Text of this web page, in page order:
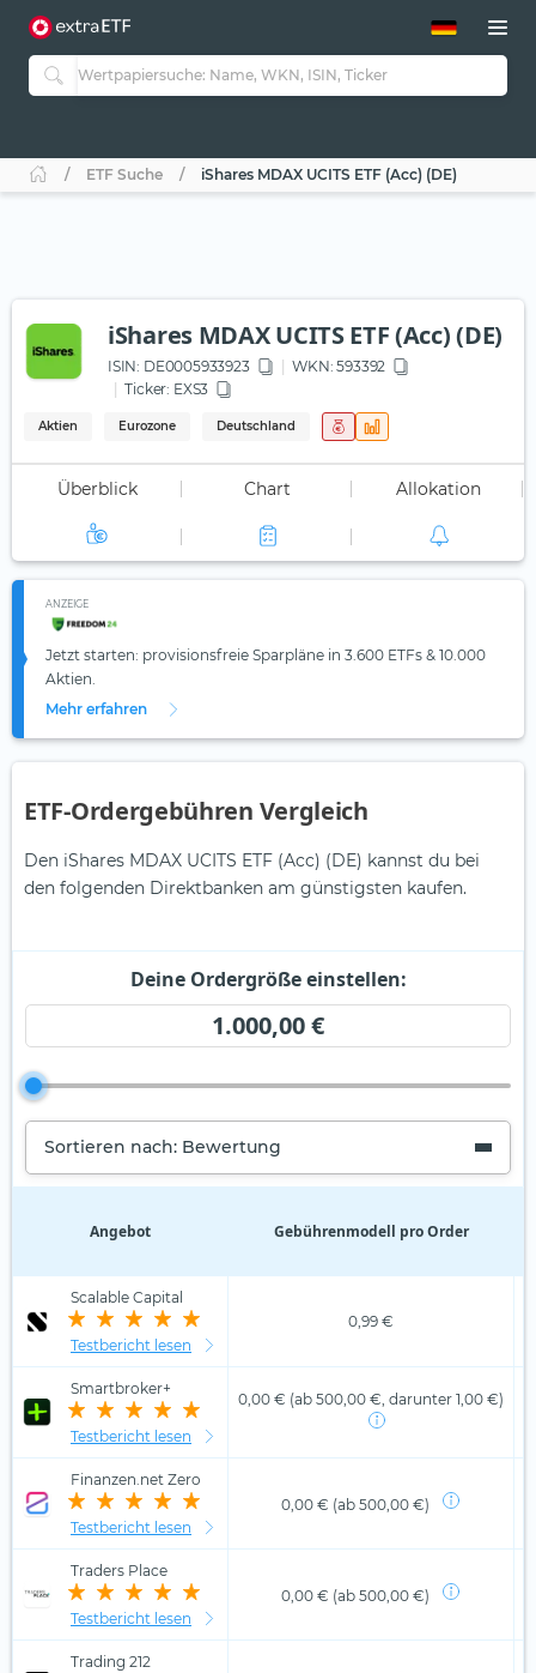
ETF-Guide 2.0
Guide Aktive ETFs
ETF-Sparpläne
ETF Suche iShares MDAX UCITS ETF (Acc) (DE)
iShares MDAX UCITS ETF (Acc) (DE)
ISIN: DE0005933923 WKN: 593392
Ticker: EXS3
Aktien Eurozone Deutschland
Überblick Chart Allokation
ANZEIGE
Jetzt starten: provisionsfreie Sparpläne in 3.600 ETFs & 10.000
Aktien.
Mehr erfahren
ETF-Ordergebühren Vergleich
Den iShares MDAX UCITS ETF (Acc) (DE) kannst du bei
den folgenden Direktbanken am günstigsten kaufen.
Deine Ordergröße einstellen:
1.000,00 €
Sortieren nach: Bewertung
Angebot Gebührenmodell pro Order
Scalable Capital
Testbericht lesen
0,99 €
Smartbroker+
Testbericht lesen
0,00 € (ab 500,00 €, darunter 1,00 €)
Finanzen.net Zero
Testbericht lesen
0,00 € (ab 500,00 €)
Traders Place
Testbericht lesen
0,00 € (ab 500,00 €)
Trading 212